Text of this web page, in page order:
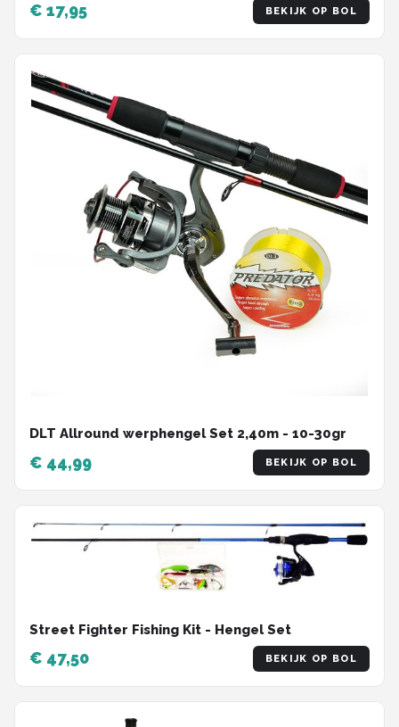
€ 17,95 BEKIJK OP BOL
DLT Allround werphengel Set 2,40m - 10-30gr
€ 44,99 BEKIJK OP BOL
Street Fighter Fishing Kit - Hengel Set
€ 47,50 BEKIJK OP BOL